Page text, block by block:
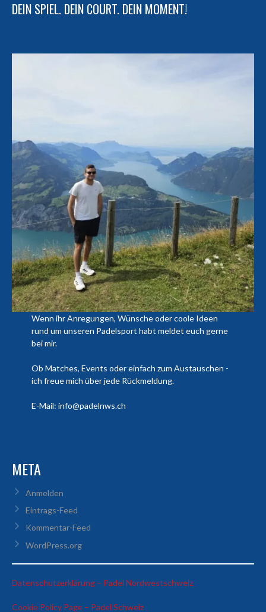
DEIN SPIEL. DEIN COURT. DEIN MOMENT!
Wenn ihr Anregungen, Wünsche oder coole Ideen
rund um unseren Padelsport habt meldet euch gerne
bei mir.
Ob Matches, Events oder einfach zum Austauschen -
ich freue mich über jede Rückmeldung.
E-Mail: info@padelnws.ch
META
Anmelden
Eintrags-Feed
Kommentar-Feed
WordPress.org
Datenschutzerklärung – Padel Nordwestschweiz:
Cookie Policy Page – Padel Schweiz: